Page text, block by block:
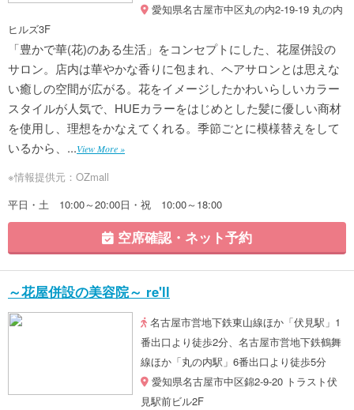
愛知県名古屋市中区丸の内2-19-19 丸の内
ヒルズ3F
「豊かで華(花)のある生活」をコンセプトにした、花屋併設の
サロン。店内は華やかな香りに包まれ、ヘアサロンとは思えな
い癒しの空間が広がる。花をイメージしたかわいらしいカラー
スタイルが人気で、HUEカラーをはじめとした髪に優しい商材
を使用し、理想をかなえてくれる。季節ごとに模様替えをして
いるから、...View More »
※情報提供元：OZmall
平日・土 10:00～20:00日・祝 10:00～18:00
空席確認・ネット予約
～花屋併設の美容院～ re'll
名古屋市営地下鉄東山線ほか「伏見駅」1
番出口より徒歩2分、名古屋市営地下鉄鶴舞
線ほか「丸の内駅」6番出口より徒歩5分
愛知県名古屋市中区錦2-9-20 トラスト伏
見駅前ビル2F